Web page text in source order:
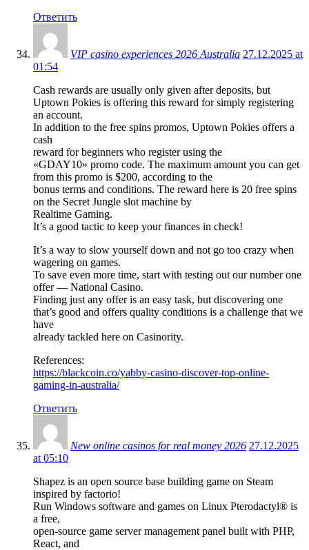
Ответить
VIP casino experiences 2026 Australia 27.12.2025 at
01:54
Cash rewards are usually only given after deposits, but
Uptown Pokies is offering this reward for simply registering
an account.
In addition to the free spins promos, Uptown Pokies offers a
cash
reward for beginners who register using the
«GDAY10» promo code. The maximum amount you can get
from this promo is $200, according to the
bonus terms and conditions. The reward here is 20 free spins
on the Secret Jungle slot machine by
Realtime Gaming.
It’s a good tactic to keep your finances in check!
It’s a way to slow yourself down and not go too crazy when
wagering on games.
To save even more time, start with testing out our number one
offer ⁠— National Casino.
Finding just any offer is an easy task, but discovering one
that’s good and offers quality conditions is a challenge that we
have
already tackled here on Casinority.
References:
https://blackcoin.co/yabby-casino-discover-top-online-
gaming-in-australia/
Ответить
New online casinos for real money 2026 27.12.2025
at 05:10
Shapez is an open source base building game on Steam
inspired by factorio!
Run Windows software and games on Linux Pterodactyl® is
a free,
open-source game server management panel built with PHP,
React, and